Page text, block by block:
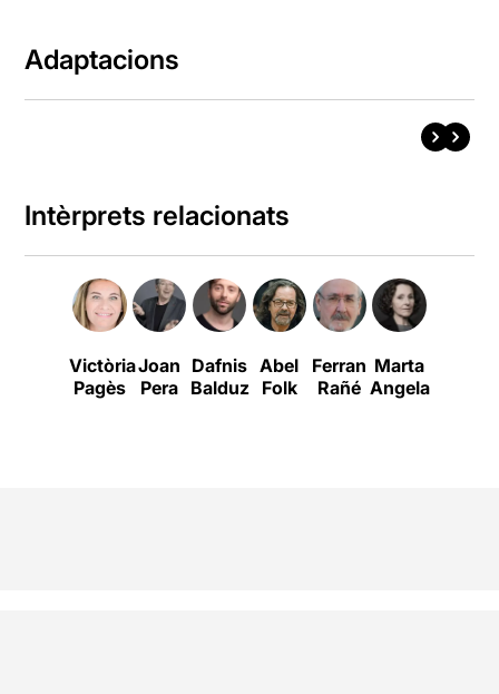
Adaptacions
Intèrprets relacionats
Victòria
Pagès
Joan
Pera
Dafnis
Balduz
Abel
Folk
Ferran
Rañé
Marta
Angelat